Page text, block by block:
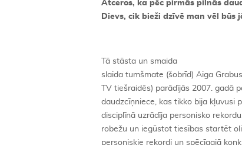
Atceros, ka pēc pirmās pilnās
Dievs, cik bieži dzīvē man vēl būs
Tā stāsta un smaida
slaida tumšmate (šobrīd) Aiga
TV tiešraidēs) parādījās 2007. gadā
daudzcīņniece, kas tikko bija kļuvusi
disciplīnā uzrādīja personisko
robežu un iegūstot tiesības startēt
personiskie rekordi un spēcīgajā